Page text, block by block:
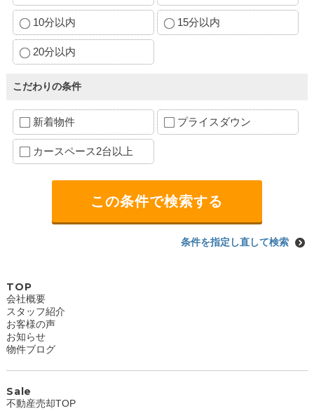
10分以内 15分以内
20分以内
こだわりの条件
新着物件 プライスダウン
カースペース2台以上
条件を指定し直して検索
TOP
会社概要
スタッフ紹介
お客様の声
お知らせ
物件ブログ
Sale
不動産売却TOP